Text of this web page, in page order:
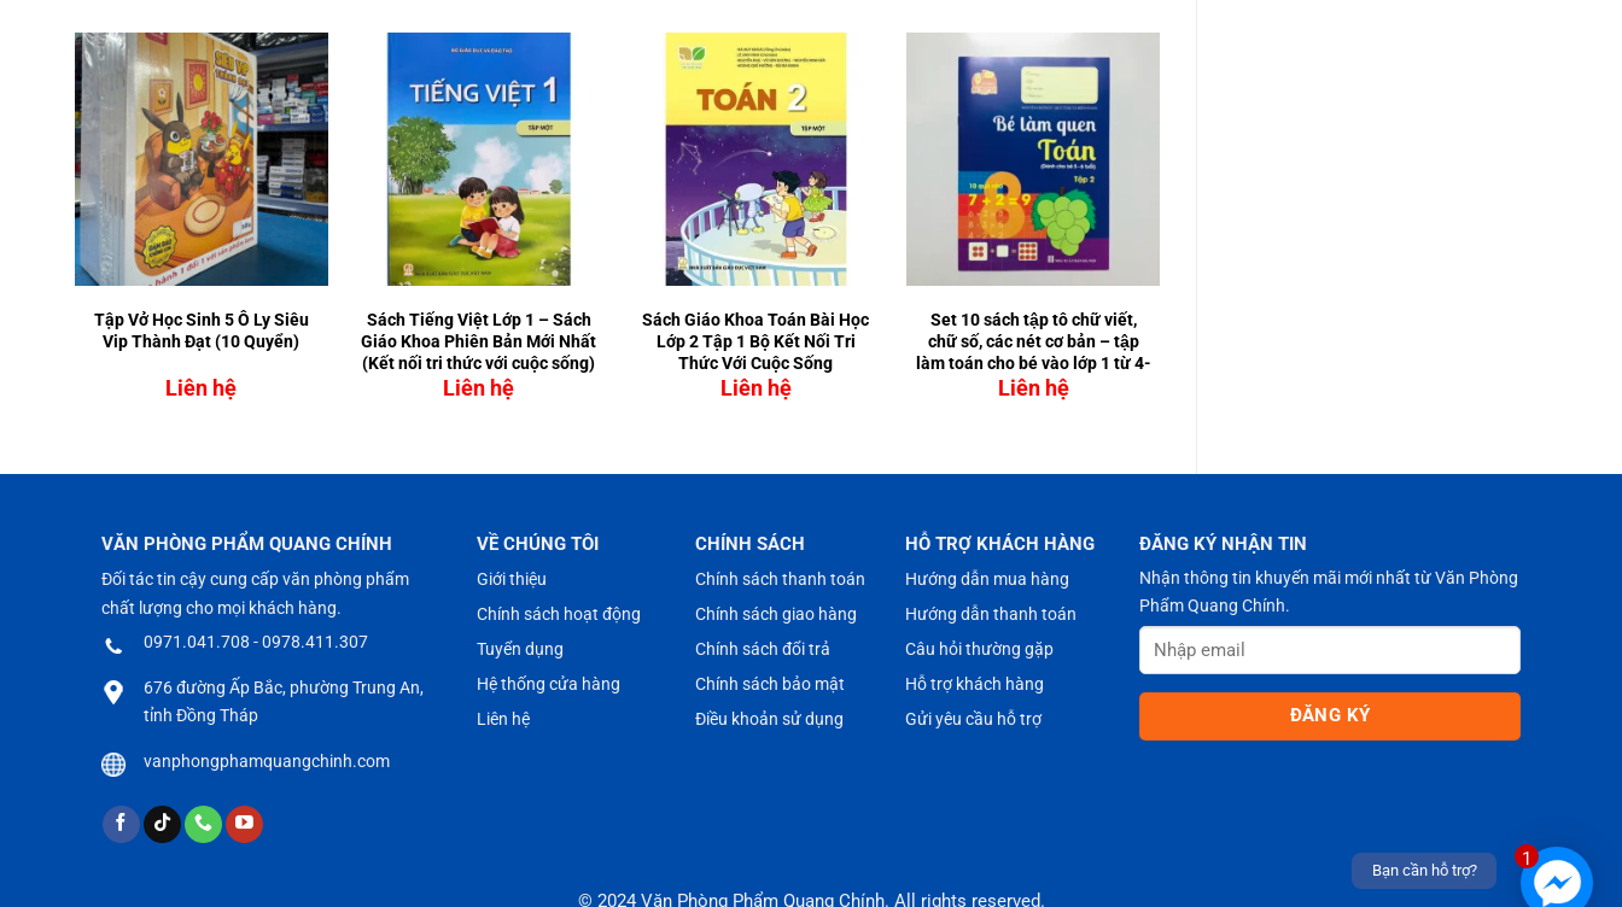
Tập Vở Học Sinh 5 Ô Ly Siêu
Vip Thành Đạt (10 Quyển)
Liên hệ
Sách Tiếng Việt Lớp 1 – Sách
Giáo Khoa Phiên Bản Mới Nhất
(Kết nối tri thức với cuộc sống)
Liên hệ
Sách Giáo Khoa Toán Bài Học
Lớp 2 Tập 1 Bộ Kết Nối Tri
Thức Với Cuộc Sống
Liên hệ
Set 10 sách tập tô chữ viết,
chữ số, các nét cơ bản – tập
làm toán cho bé vào lớp 1 từ 4-
6 tuổi
Liên hệ
VĂN PHÒNG PHẨM QUANG CHÍNH
Đối tác tin cậy cung cấp văn phòng phẩm
chất lượng cho mọi khách hàng.
0971.041.708 - 0978.411.307
676 đường Ấp Bắc, phường Trung An,
tỉnh Đồng Tháp
vanphongphamquangchinh.com
VỀ CHÚNG TÔI
Giới thiệu
Chính sách hoạt động
Tuyển dụng
Hệ thống cửa hàng
Liên hệ
CHÍNH SÁCH
Chính sách thanh toán
Chính sách giao hàng
Chính sách đổi trả
Chính sách bảo mật
Điều khoản sử dụng
HỖ TRỢ KHÁCH HÀNG
Hướng dẫn mua hàng
Hướng dẫn thanh toán
Câu hỏi thường gặp
Hỗ trợ khách hàng
Gửi yêu cầu hỗ trợ
ĐĂNG KÝ NHẬN TIN
Nhận thông tin khuyến mãi mới nhất từ Văn Phòng
Phẩm Quang Chính.
© 2024 Văn Phòng Phẩm Quang Chính. All rights reserved.
1
Bạn cần hỗ trợ?